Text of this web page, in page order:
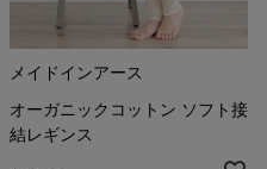
メイドインアース
オーガニックコットン ソフト接
結レギンス